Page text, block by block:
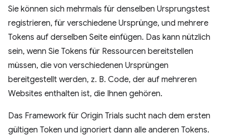
Sie können sich mehrmals für denselben Ursprungstest
registrieren, für verschiedene Ursprünge, und mehrere
Tokens auf derselben Seite einfügen. Das kann nützlich
sein, wenn Sie Tokens für Ressourcen bereitstellen
müssen, die von verschiedenen Ursprüngen
bereitgestellt werden, z. B. Code, der auf mehreren
Websites enthalten ist, die Ihnen gehören.
Das Framework für Origin Trials sucht nach dem ersten
gültigen Token und ignoriert dann alle anderen Tokens.